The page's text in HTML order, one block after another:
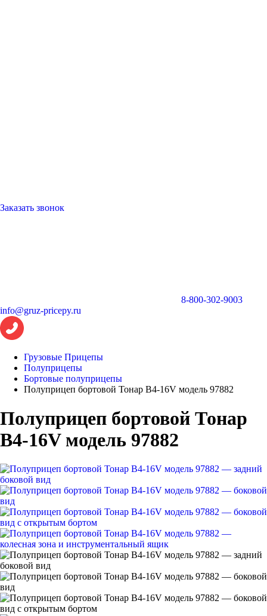
Заказать звонок
8-800-302-9003
info@gruz-pricepy.ru
Грузовые Прицепы
Полуприцепы
Бортовые полуприцепы
Полуприцеп бортовой Тонар B4-16V модель 97882
Полуприцеп бортовой Тонар
B4-16V модель 97882